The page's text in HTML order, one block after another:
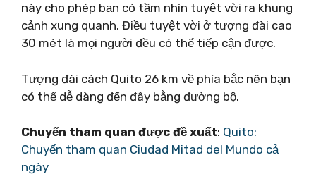
này cho phép bạn có tầm nhìn tuyệt vời ra khung
cảnh xung quanh. Điều tuyệt vời ở tượng đài cao
30 mét là mọi người đều có thể tiếp cận được.
Tượng đài cách Quito 26 km về phía bắc nên bạn
có thể dễ dàng đến đây bằng đường bộ.
Chuyến tham quan được đề xuất: Quito:
Chuyến tham quan Ciudad Mitad del Mundo cả
ngày